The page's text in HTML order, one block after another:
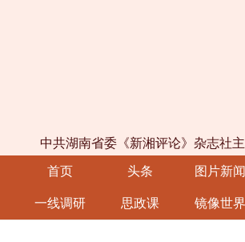
中共湖南省委《新湘评论》杂志社
首页 头条 图片新闻
一线调研 思政课 镜像世界